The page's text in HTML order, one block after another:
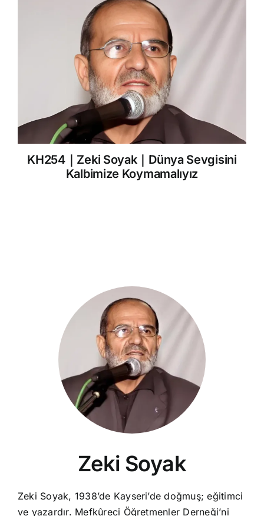
KH254｜Zeki Soyak｜Dünya Sevgisini
Kalbimize Koymamalıyız
Zeki Soyak
Zeki Soyak, 1938’de Kayseri’de doğmuş; eğitimci
ve yazardır. Mefkûreci Öğretmenler Derneği’ni